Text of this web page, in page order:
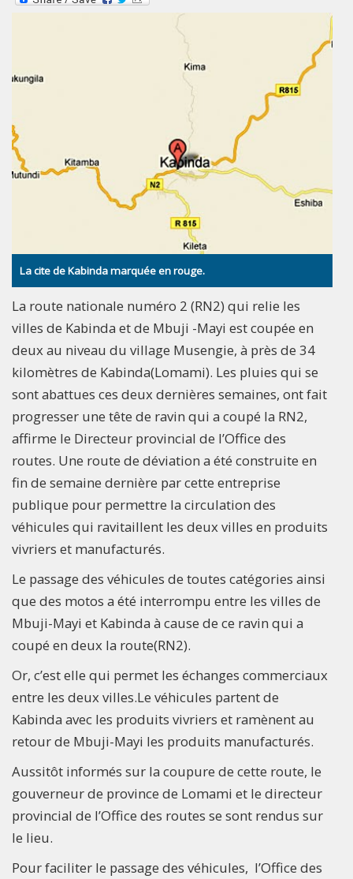
La cite de Kabinda marquée en rouge.
La route nationale numéro 2 (RN2) qui relie les
villes de Kabinda et de Mbuji -Mayi est coupée en
deux au niveau du village Musengie, à près de 34
kilomètres de Kabinda(Lomami). Les pluies qui se
sont abattues ces deux dernières semaines, ont fait
progresser une tête de ravin qui a coupé la RN2,
affirme le Directeur provincial de l’Office des
routes. Une route de déviation a été construite en
fin de semaine dernière par cette entreprise
publique pour permettre la circulation des
véhicules qui ravitaillent les deux villes en produits
vivriers et manufacturés.
Le passage des véhicules de toutes catégories ainsi
que des motos a été interrompu entre les villes de
Mbuji-Mayi et Kabinda à cause de ce ravin qui a
coupé en deux la route(RN2).
Or, c’est elle qui permet les échanges commerciaux
entre les deux villes.Le véhicules partent de
Kabinda avec les produits vivriers et ramènent au
retour de Mbuji-Mayi les produits manufacturés.
Aussitôt informés sur la coupure de cette route, le
gouverneur de province de Lomami et le directeur
provincial de l’Office des routes se sont rendus sur
le lieu.
Pour faciliter le passage des véhicules, l’Office des